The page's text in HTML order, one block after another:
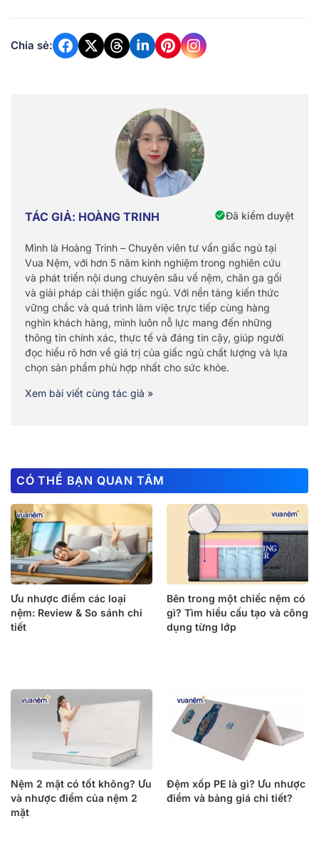
Chia sẻ:
TÁC GIẢ: HOÀNG TRINH Đã kiểm duyệt
Mình là Hoàng Trinh – Chuyên viên tư vấn giấc ngủ tại
Vua Nệm, với hơn 5 năm kinh nghiệm trong nghiên cứu
và phát triển nội dung chuyên sâu về nệm, chăn ga gối
và giải pháp cải thiện giấc ngủ. Với nền tảng kiến thức
vững chắc và quá trình làm việc trực tiếp cùng hàng
nghìn khách hàng, mình luôn nỗ lực mang đến những
thông tin chính xác, thực tế và đáng tin cậy, giúp người
đọc hiểu rõ hơn về giá trị của giấc ngủ chất lượng và lựa
chọn sản phẩm phù hợp nhất cho sức khỏe.
Xem bài viết cùng tác giả »
CÓ THỂ BẠN QUAN TÂM
Ưu nhược điểm các loại
nệm: Review & So sánh chi
tiết
Bên trong một chiếc nệm có
gì? Tìm hiểu cấu tạo và công
dụng từng lớp
Nệm 2 mặt có tốt không? Ưu
và nhược điểm của nệm 2
mặt
Đệm xốp PE là gì? Ưu nhược
điểm và bảng giá chi tiết?